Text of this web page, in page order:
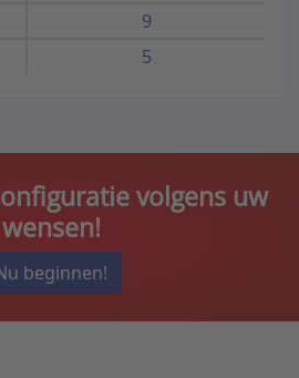
9
5
volgens uw
wensen!
beginnen!